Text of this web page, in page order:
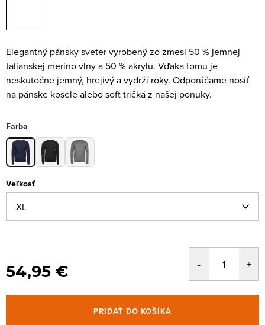
Elegantný pánsky sveter vyrobený zo zmesi 50 % jemnej
talianskej merino vlny a 50 % akrylu. Vďaka tomu je
neskutočne jemný, hrejivý a vydrží roky. Odporúčame nosiť
na pánske košele alebo soft tričká z našej ponuky.
Farba
Veľkosť
54,95 €
PRIDAŤ DO KOŠÍKA